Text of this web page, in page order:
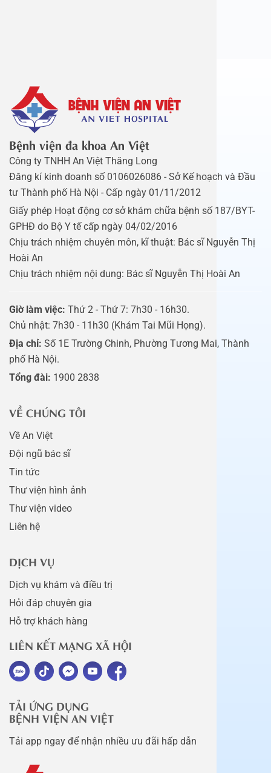
Bệnh viện đa khoa An Việt
Công ty TNHH An Việt Thăng Long
Đăng kí kinh doanh số 0106026086 - Sở Kế hoạch và Đầu
tư Thành phố Hà Nội - Cấp ngày 01/11/2012
Giấy phép Hoạt động cơ sở khám chữa bệnh số 187/BYT-
GPHĐ do Bộ Y tế cấp ngày 04/02/2016
Chịu trách nhiệm chuyên môn, kĩ thuật: Bác sĩ Nguyễn Thị
Hoài An
Chịu trách nhiệm nội dung: Bác sĩ Nguyễn Thị Hoài An
Giờ làm việc: Thứ 2 - Thứ 7: 7h30 - 16h30.
Chủ nhật: 7h30 - 11h30 (Khám Tai Mũi Họng).
Địa chỉ: Số 1E Trường Chinh, Phường Tương Mai, Thành
phố Hà Nội.
Tổng đài: 1900 2838
VỀ CHÚNG TÔI
Về An Việt
Đội ngũ bác sĩ
Tin tức
Thư viện hình ảnh
Thư viện video
Liên hệ
DỊCH VỤ
Dịch vụ khám và điều trị
Hỏi đáp chuyên gia
Hỗ trợ khách hàng
LIÊN KẾT MẠNG XÃ HỘI
TẢI ỨNG DỤNG
BỆNH VIỆN AN VIỆT
Tải app ngay để nhận nhiều ưu đãi hấp dẫn